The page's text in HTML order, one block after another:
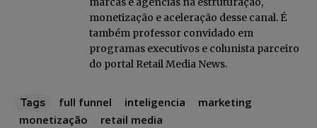
Política de Privacidade.
monetização e aceleração desse canal. É
também professor convidado em
programas executivos e colunista parceiro
do portal Retail Media News.
Tags full funnel inteligencia
marketing
monetização
retail media